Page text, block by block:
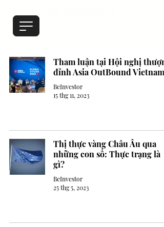
Tham luận tại Hội nghị
đỉnh Asia OutBound Vietnam.
BeInvestor
15 thg 11, 2023
Thị thực vàng Châu Âu qua
những con số: Thực trạng là
gì?
BeInvestor
25 thg 5, 2023